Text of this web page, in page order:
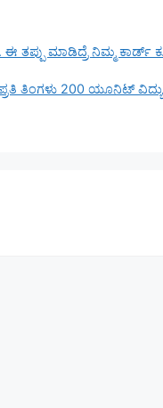
ಈ ತಪ್ಪು ಮಾಡಿದ್ರೆ ನಿಮ್ಮ ಕಾರ್ಡ್
ಪ್ರತಿ ತಿಂಗಳು 200 ಯೂನಿಟ್